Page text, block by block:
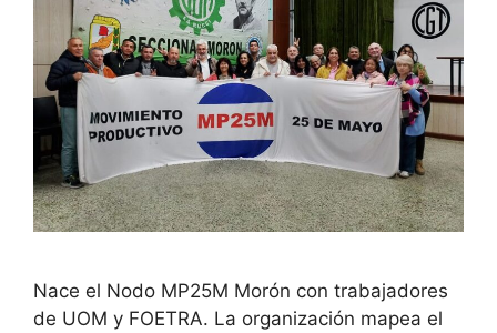
Nace el Nodo MP25M Morón con trabajadores
de UOM y FOETRA. La organización mapea el